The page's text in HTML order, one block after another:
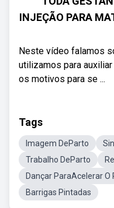
INJEÇÃO PARA
Neste vídeo falamos
utilizamos para
os motivos para se ...
Tags
Imagem DeParto
Trabalho DeParto
Dançar ParaAcelerar O
Barrigas Pintadas